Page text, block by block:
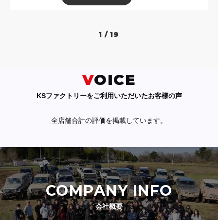
1 / 19
VOICE
KSファクトリーをご利用いただいたお客様の声
全店舗合計の評価を掲載しています。
COMPANY INFO
会社概要